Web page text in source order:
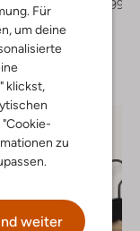
Für
um deine
klickst,
zu
weiter
€ 199,95
€ 119,99